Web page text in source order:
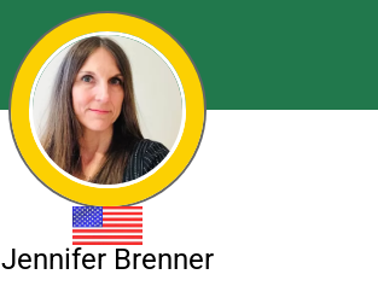
Jennifer Brenner